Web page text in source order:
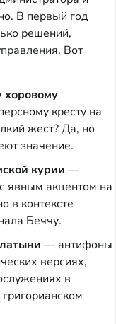
В первый год
решений,
Вот
хоровому
кресту на
жест? Да, но
значение.
курии —
явным акцентом на
в контексте
Беччу.
— антифоны
версиях,
в